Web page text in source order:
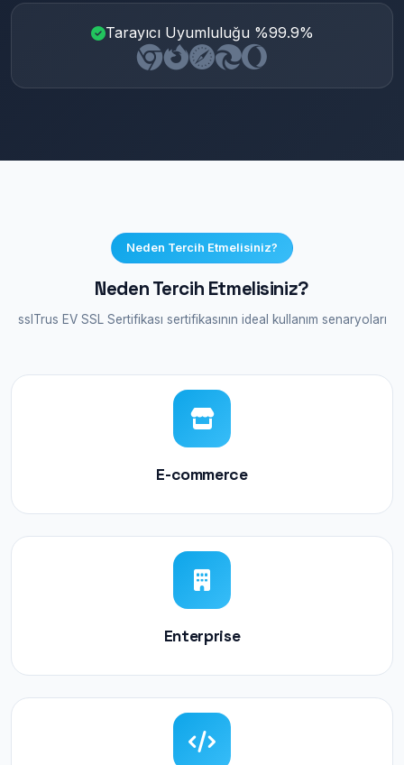
Tarayıcı Uyumluluğu %99.9%
Neden Tercih Etmelisiniz?
Neden Tercih Etmelisiniz?
sslTrus EV SSL Sertifikası sertifikasının ideal kullanım senaryoları
E-commerce
Enterprise